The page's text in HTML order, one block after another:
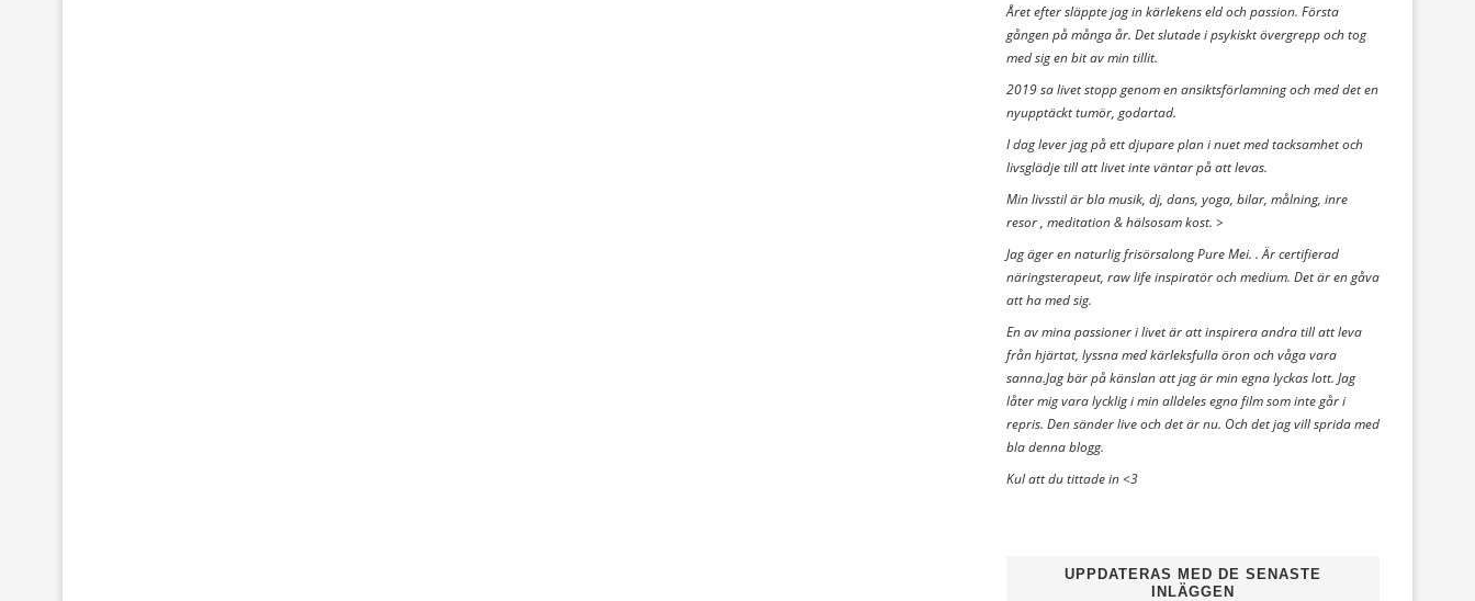
Året efter släppte jag in kärlekens eld och passion. Första
gången på många år. Det slutade i psykiskt övergrepp och tog
med sig en bit av min tillit.
2019 sa livet stopp genom en ansiktsförlamning och med det en
nyupptäckt tumör, godartad.
I dag lever jag på ett djupare plan i nuet med tacksamhet och
livsglädje till att livet inte väntar på att levas.
Min livsstil är bla musik, dj, dans, yoga, bilar, målning, inre
resor , meditation & hälsosam kost. >
Jag äger en naturlig frisörsalong Pure Mei. . Är certifierad
näringsterapeut, raw life inspiratör och medium. Det är en gåva
att ha med sig.
En av mina passioner i livet är att inspirera andra till att leva
från hjärtat, lyssna med kärleksfulla öron och våga vara
sanna.Jag bär på känslan att jag är min egna lyckas lott. Jag
låter mig vara lycklig i min alldeles egna film som inte går i
repris. Den sänder live och det är nu. Och det jag vill sprida med
bla denna blogg.
Kul att du tittade in <3
UPPDATERAS MED DE SENASTE
INLÄGGEN